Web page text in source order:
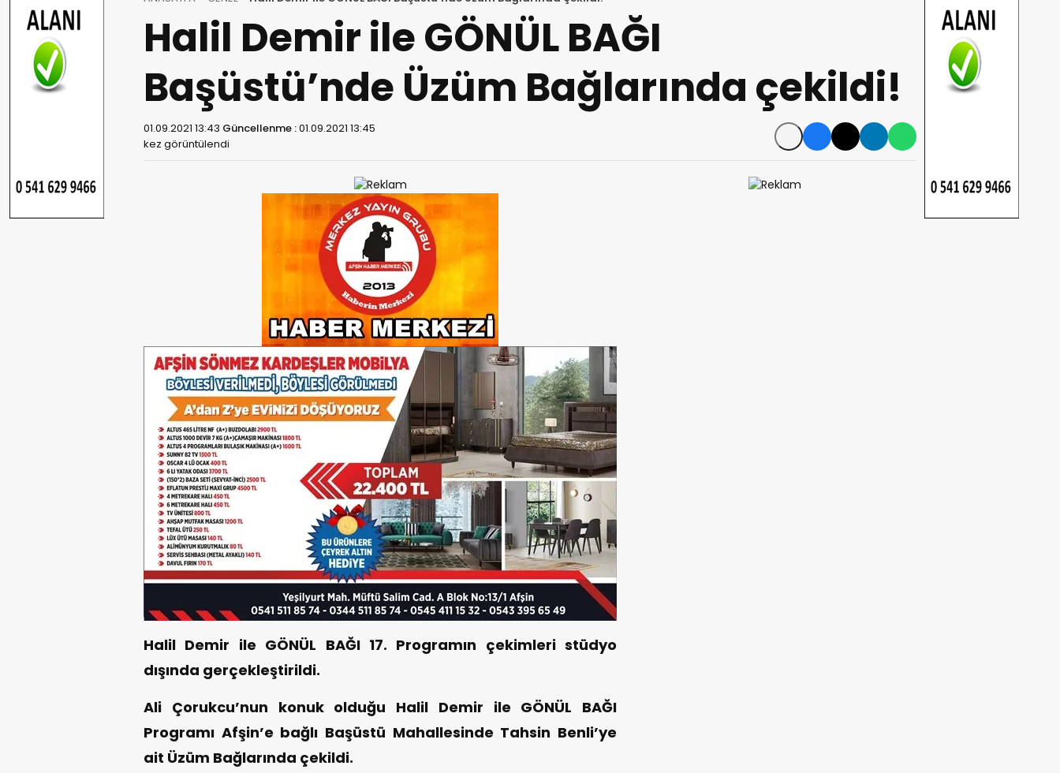
Halil Demir ile GÖNÜL BAĞI
Başüstü’nde Üzüm Bağlarında çekildi!
01.09.2021 13:43 Güncellenme :01.09.2021 13:45
kez görüntülendi
Halil Demir ile GÖNÜL BAĞI 17. Programın çekimleri stüdyo
dışında gerçekleştirildi.
Ali Çorukcu’nun konuk olduğu Halil Demir ile GÖNÜL BAĞI
Programı Afşin’e bağlı Başüstü Mahallesinde Tahsin Benli’ye
ait Üzüm Bağlarında çekildi.